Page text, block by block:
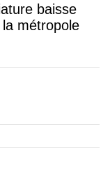
baisse
métropole